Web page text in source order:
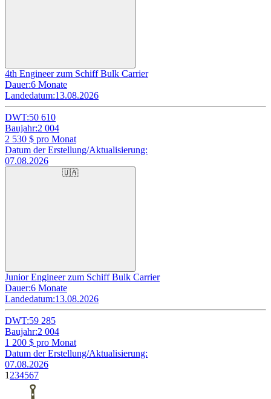
4th Engineer zum Schiff Bulk Carrier
Dauer:6 Monate
Landedatum:13.08.2026
DWT:50 610
Baujahr:2 004
2 530 $ pro Monat
Datum der Erstellung/Aktualisierung:
07.08.2026
🇺🇦
Junior Engineer zum Schiff Bulk Carrier
Dauer:6 Monate
Landedatum:13.08.2026
DWT:59 285
Baujahr:2 004
1 200 $ pro Monat
Datum der Erstellung/Aktualisierung:
07.08.2026
1 234567